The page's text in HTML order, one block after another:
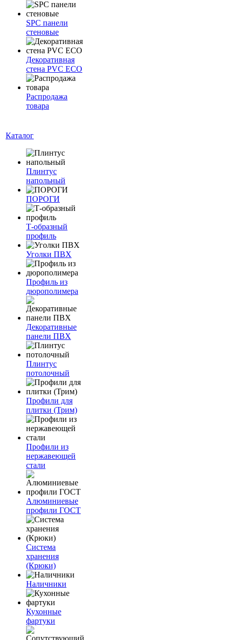
SPC панели
стеновые
Декоративная
стена PVC ECO
Распродажа
товара
Каталог
Плинтус
напольный
ПОРОГИ
Т-образный
профиль
Уголки ПВХ
Профиль из
дюрополимера
Декоративные
панели ПВХ
Плинтус
потолочный
Профили для
плитки (Трим)
Профили из
нержавеющей
стали
Алюминиевые
профили ГОСТ
Система
хранения
(Крюки)
Наличники
Кухонные
фартуки